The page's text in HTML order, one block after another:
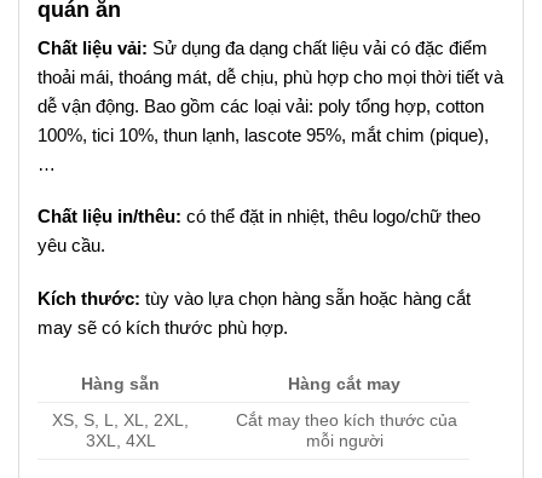
quán ăn
Chất liệu vải: Sử dụng đa dạng chất liệu vải có đặc điểm
thoải mái, thoáng mát, dễ chịu, phù hợp cho mọi thời tiết và
dễ vận động. Bao gồm các loại vải: poly tổng hợp, cotton
100%, tici 10%, thun lạnh, lascote 95%, mắt chim (pique),
…
Chất liệu in/thêu: có thể đặt in nhiệt, thêu logo/chữ theo
yêu cầu.
Kích thước: tùy vào lựa chọn hàng sẵn hoặc hàng cắt
may sẽ có kích thước phù hợp.
Hàng sẵn
Hàng cắt may
XS, S, L, XL, 2XL,
3XL, 4XL
Cắt may theo kích thước của
mỗi người